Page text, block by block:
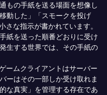
もの手紙を送る場面を想像し
動した」「スモークを投げ
な指示が書かれています。
紙を送った順番どおりに受け
生する世界では、その手紙の
ームクライアントはサーバー
ーはその一部しか受け取れま
な真実」を管理する存在であ